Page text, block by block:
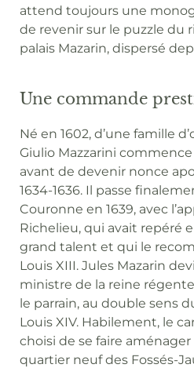
attend toujours une
de revenir sur le puzzle du
palais Mazarin, dispersé
Une commande
Né en 1602, d’une famille
Giulio Mazzarini
avant de devenir nonce
1634-1636. Il passe
Couronne en 1639, avec
Richelieu, qui avait repéré
grand talent et qui le
Louis XIII. Jules Mazarin
ministre de la reine
le parrain, au double sens
Louis XIV. Habilement, le
choisi de se faire
quartier neuf des Fossés-